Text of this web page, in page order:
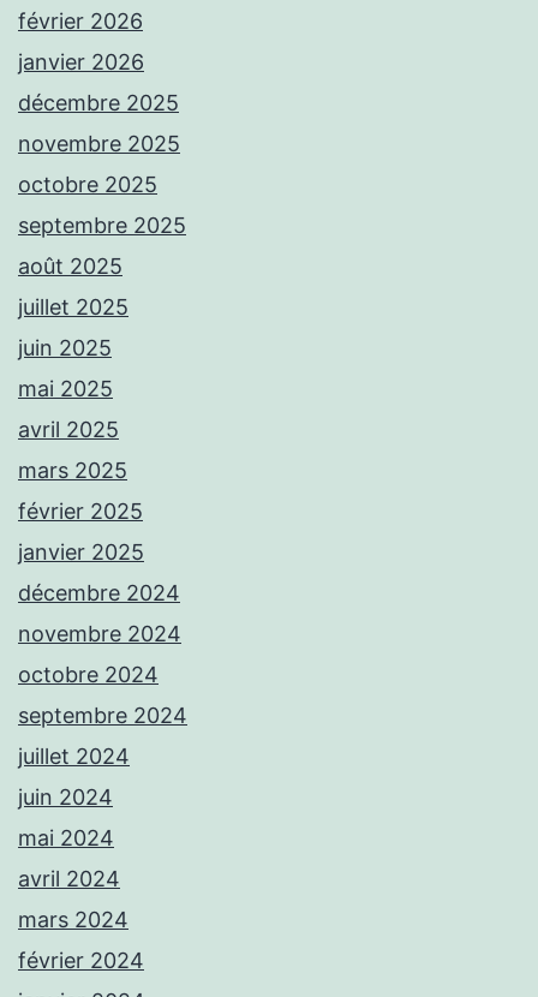
février 2026
janvier 2026
décembre 2025
novembre 2025
octobre 2025
septembre 2025
août 2025
juillet 2025
juin 2025
mai 2025
avril 2025
mars 2025
février 2025
janvier 2025
décembre 2024
novembre 2024
octobre 2024
septembre 2024
juillet 2024
juin 2024
mai 2024
avril 2024
mars 2024
février 2024